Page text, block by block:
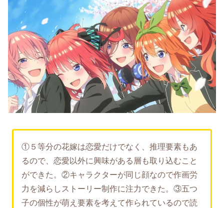
①５等分の花嫁は恋愛だけでなく、推理要素もあ
るので、恋愛以外に興味がある層も取り込むこと
ができた。②キャラクターが同じ顔なので作画労
力を減らしストーリー制作に注力できた。③五つ
子の個性が萌え要素を考えて作られているので読